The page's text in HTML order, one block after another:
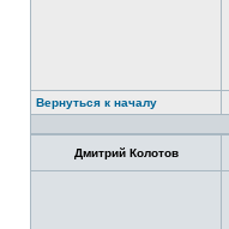
Вернуться к началу
Дмитрий Колотов